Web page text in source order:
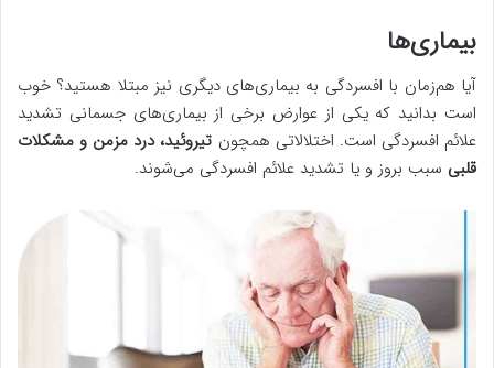
بیماری‌ها
آیا هم‌زمان با افسردگی به بیماری‌های دیگری نیز مبتلا هستید؟ خوب
است بدانید که یکی از عوارض برخی از بیماری‌های جسمانی تشدید
علائم افسردگی است. اختلالاتی همچون تیروئید، درد مزمن و مشکلات
قلبی سبب بروز و یا تشدید علائم افسردگی می‌شوند.